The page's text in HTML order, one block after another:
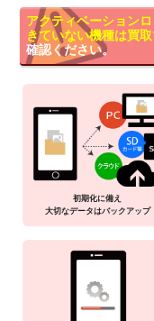
アクティベーション
きていない機種は買取
確認ください。
初期化に備え
大切なデータはバックアップ